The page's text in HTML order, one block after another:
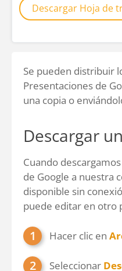
Descargar Hoja de
Se pueden distribuir
Presentaciones de
una copia o
Descargar
Cuando
de Google a nuestra
disponible sin
puede editar en otro
Hacer clic en
Seleccionar